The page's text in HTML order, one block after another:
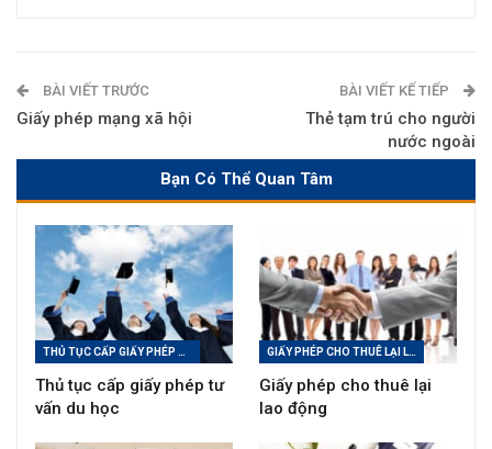
BÀI VIẾT TRƯỚC
Giấy phép mạng xã hội
BÀI VIẾT KẾ TIẾP
Thẻ tạm trú cho người
nước ngoài
Bạn Có Thể Quan Tâm
THỦ TỤC CẤP GIẤY PHÉP TƯ VẤN DU HỌC
Thủ tục cấp giấy phép tư
vấn du học
GIẤY PHÉP CHO THUÊ LẠI LAO ĐỘNG
Giấy phép cho thuê lại
lao động